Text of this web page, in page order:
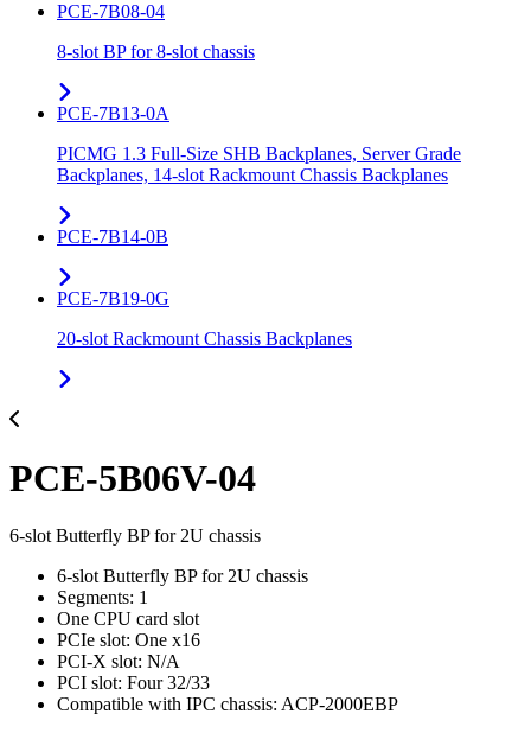
PCE-7B08-04
8-slot BP for 8-slot chassis
PCE-7B13-0A
PICMG 1.3 Full-Size SHB Backplanes, Server Grade
Backplanes, 14-slot Rackmount Chassis Backplanes
PCE-7B14-0B
PCE-7B19-0G
20-slot Rackmount Chassis Backplanes
PCE-5B06V-04
6-slot Butterfly BP for 2U chassis
6-slot Butterfly BP for 2U chassis
Segments: 1
One CPU card slot
PCIe slot: One x16
PCI-X slot: N/A
PCI slot: Four 32/33
Compatible with IPC chassis: ACP-2000EBP